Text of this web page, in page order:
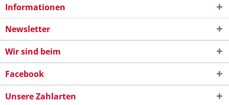
Informationen
Newsletter
Wir sind beim
Facebook
Unsere Zahlarten